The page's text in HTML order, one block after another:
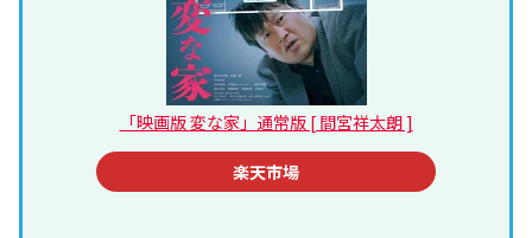
「映画版 変な家」通常版 [ 間宮祥太朗 ]
楽天市場